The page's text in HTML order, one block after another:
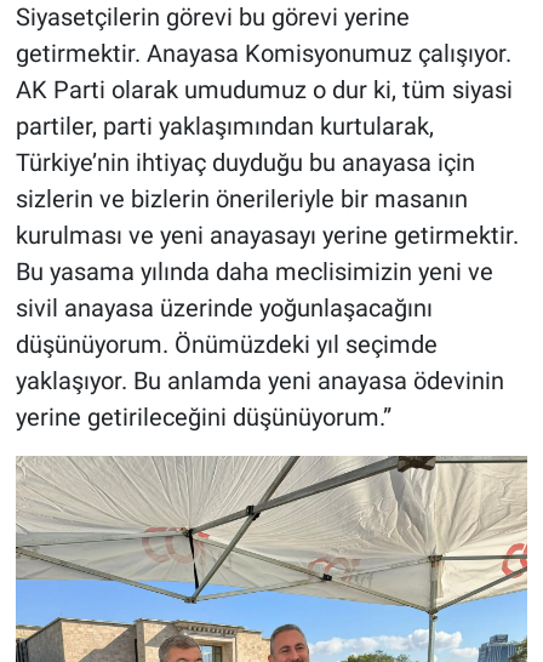
Siyasetçilerin görevi bu görevi yerine
getirmektir. Anayasa Komisyonumuz çalışıyor.
AK Parti olarak umudumuz o dur ki, tüm siyasi
partiler, parti yaklaşımından kurtularak,
Türkiye’nin ihtiyaç duyduğu bu anayasa için
sizlerin ve bizlerin önerileriyle bir masanın
kurulması ve yeni anayasayı yerine getirmektir.
Bu yasama yılında daha meclisimizin yeni ve
sivil anayasa üzerinde yoğunlaşacağını
düşünüyorum. Önümüzdeki yıl seçimde
yaklaşıyor. Bu anlamda yeni anayasa ödevinin
yerine getirileceğini düşünüyorum.”